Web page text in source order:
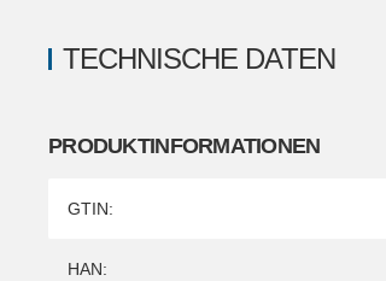
TECHNISCHE DATEN
PRODUKTINFORMATIONEN
Produkteigenschaft
Wert
GTIN:
HAN: